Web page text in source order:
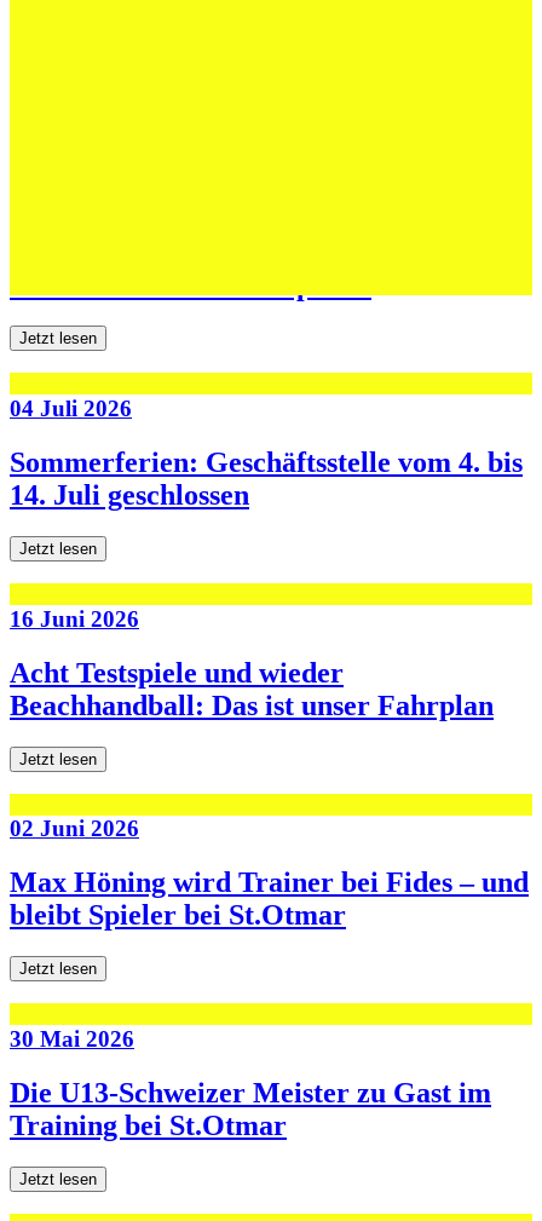
Jetzt lesen
04 Juli 2026
Sommerferien: Geschäftsstelle vom 4. bis
14. Juli geschlossen
Jetzt lesen
16 Juni 2026
Acht Testspiele und wieder
Beachhandball: Das ist unser Fahrplan
Jetzt lesen
02 Juni 2026
Max Höning wird Trainer bei Fides – und
bleibt Spieler bei St.Otmar
Jetzt lesen
30 Mai 2026
Die U13-Schweizer Meister zu Gast im
Training bei St.Otmar
Jetzt lesen